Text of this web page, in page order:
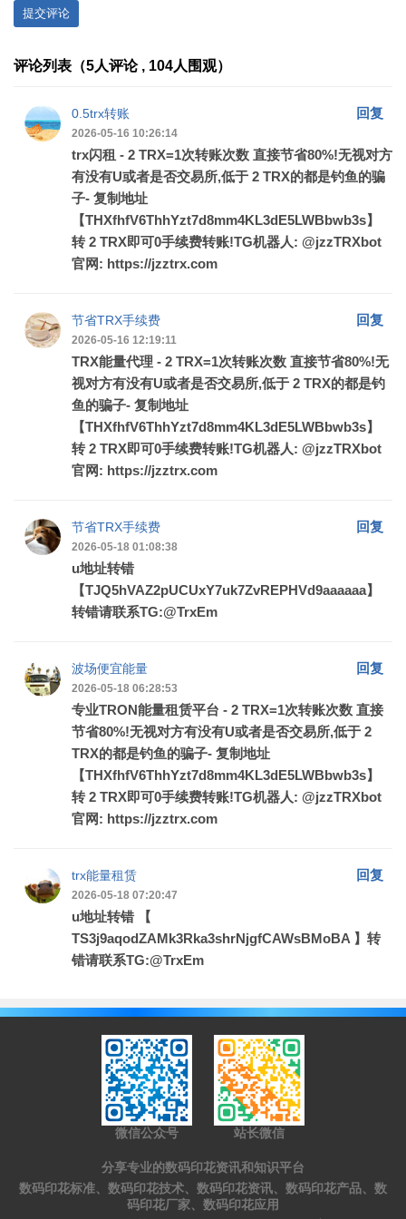
提交评论
评论列表（5人评论 , 104人围观）
0.5trx转账 回复
2026-05-16 10:26:14
trx闪租 - 2 TRX=1次转账次数 直接节省80%!无视对方
有没有U或者是否交易所,低于 2 TRX的都是钓鱼的骗
子- 复制地址
【THXfhfV6ThhYzt7d8mm4KL3dE5LWBbwb3s】
转 2 TRX即可0手续费转账!TG机器人: @jzzTRXbot
官网: https://jzztrx.com
节省TRX手续费 回复
2026-05-16 12:19:11
TRX能量代理 - 2 TRX=1次转账次数 直接节省80%!无
视对方有没有U或者是否交易所,低于 2 TRX的都是钓
鱼的骗子- 复制地址
【THXfhfV6ThhYzt7d8mm4KL3dE5LWBbwb3s】
转 2 TRX即可0手续费转账!TG机器人: @jzzTRXbot
官网: https://jzztrx.com
节省TRX手续费 回复
2026-05-18 01:08:38
u地址转错
【TJQ5hVAZ2pUCUxY7uk7ZvREPHVd9aaaaaa】
转错请联系TG:@TrxEm
波场便宜能量 回复
2026-05-18 06:28:53
专业TRON能量租赁平台 - 2 TRX=1次转账次数 直接
节省80%!无视对方有没有U或者是否交易所,低于 2
TRX的都是钓鱼的骗子- 复制地址
【THXfhfV6ThhYzt7d8mm4KL3dE5LWBbwb3s】
转 2 TRX即可0手续费转账!TG机器人: @jzzTRXbot
官网: https://jzztrx.com
trx能量租赁 回复
2026-05-18 07:20:47
u地址转错 【
TS3j9aqodZAMk3Rka3shrNjgfCAWsBMoBA 】转
错请联系TG:@TrxEm
微信公众号 站长微信
分享专业的数码印花资讯和知识平台
数码印花标准、数码印花技术、数码印花资讯、数码印花产品、数
码印花厂家、数码印花应用